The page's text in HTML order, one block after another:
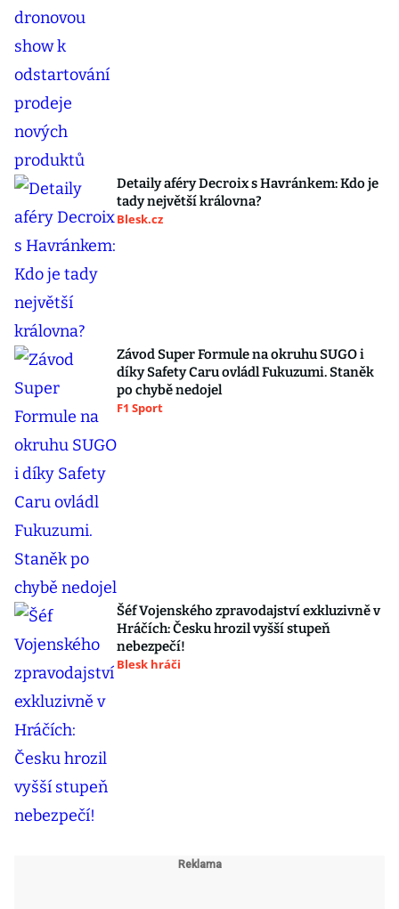
Detaily aféry Decroix s Havránkem: Kdo je
tady největší královna?
Blesk.cz
Závod Super Formule na okruhu SUGO i
díky Safety Caru ovládl Fukuzumi. Staněk
po chybě nedojel
F1 Sport
Šéf Vojenského zpravodajství exkluzivně v
Hráčích: Česku hrozil vyšší stupeň
nebezpečí!
Blesk hráči